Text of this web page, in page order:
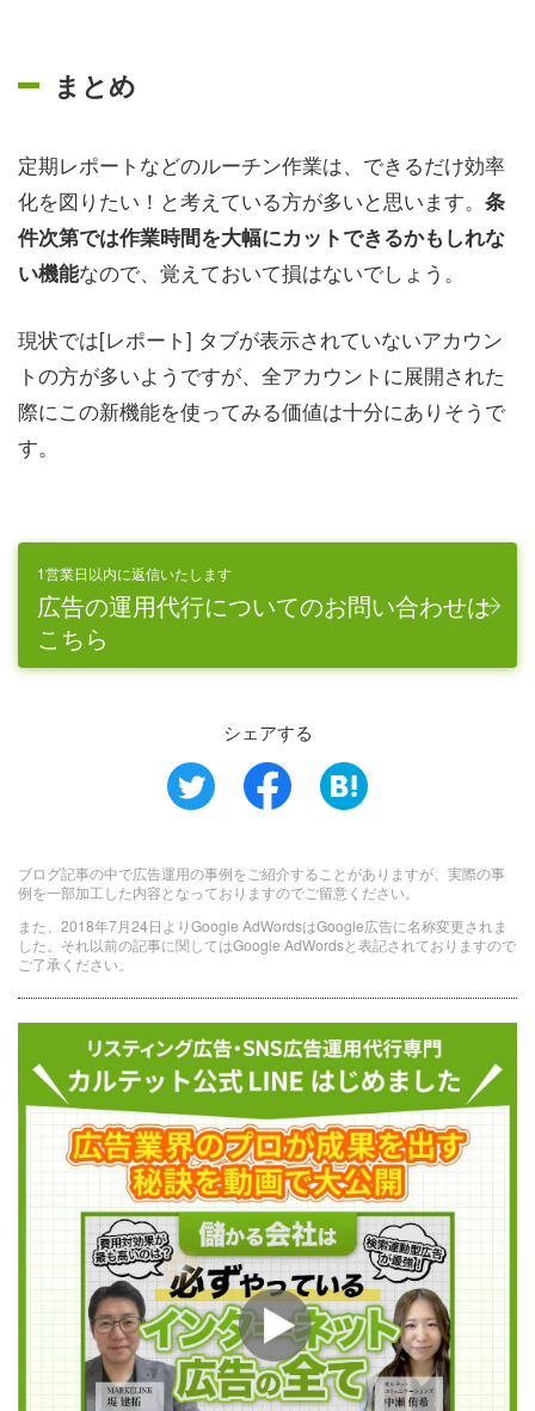
まとめ
定期レポートなどのルーチン作業は、できるだけ効率
化を図りたい！と考えている方が多いと思います。 条
件次第では作業時間を大幅にカットできるかもしれな
い機能なので、覚えておいて損はないでしょう。
現状では[レポート] タブが表示されていないアカウン
トの方が多いようですが、全アカウントに展開された
際にこの新機能を使ってみる価値は十分にありそうで
す。
1営業日以内に返信いたします
広告の運用代行についてのお問い合わせは
こちら
シェアする
ブログ記事の中で広告運用の事例をご紹介することがありますが、実際の事
例を一部加工した内容となっておりますのでご留意ください。
また、2018年7月24日よりGoogle AdWordsはGoogle広告に名称変更されま
した。それ以前の記事に関してはGoogle AdWordsと表記されておりますので
ご了承ください。